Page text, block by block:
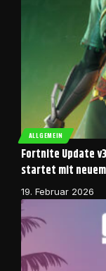
ALLGEMEIN
Fortnite Update
startet mit neuem
19. Februar 2026